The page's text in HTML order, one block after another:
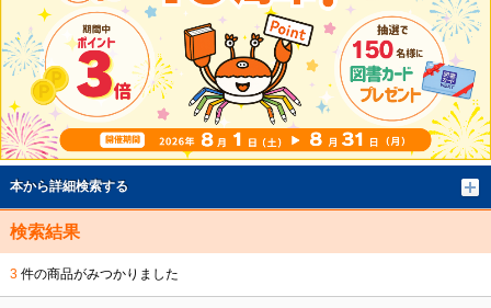
本から詳細検索する
検索結果
3件の商品がみつかりました